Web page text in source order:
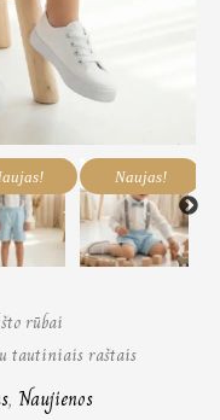
Naujas!
rūbai
tautiniais raštais
, Naujienos